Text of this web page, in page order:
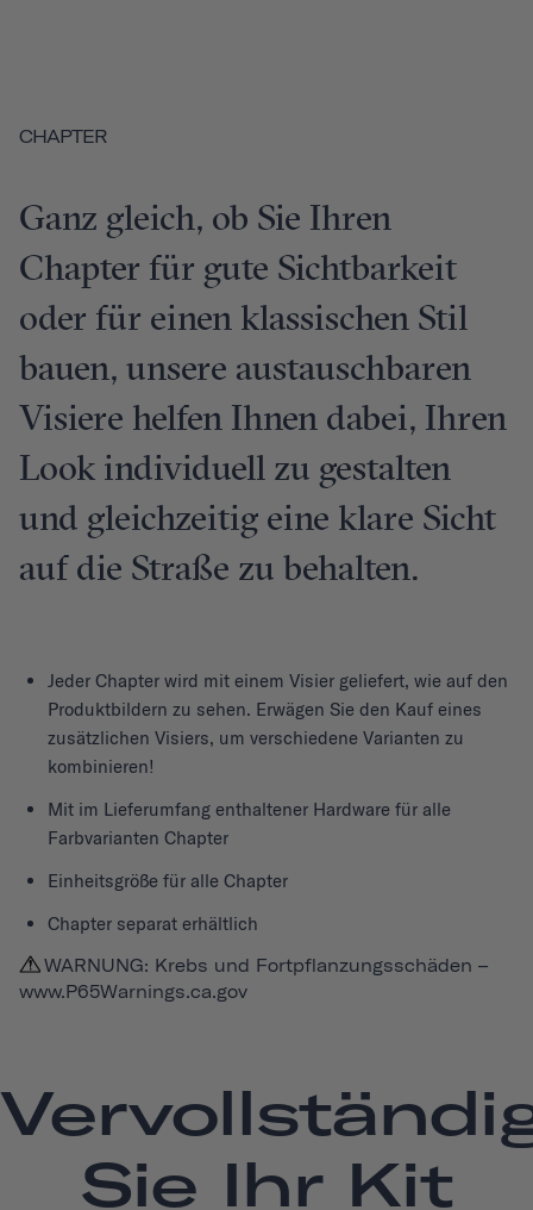
CHAPTER
Ganz gleich, ob Sie Ihren
Chapter für gute Sichtbarkeit
oder für einen klassischen Stil
bauen, unsere austauschbaren
Visiere helfen Ihnen dabei, Ihren
Look individuell zu gestalten
und gleichzeitig eine klare Sicht
auf die Straße zu behalten.
Jeder Chapter wird mit einem Visier geliefert, wie auf den
Produktbildern zu sehen. Erwägen Sie den Kauf eines
zusätzlichen Visiers, um verschiedene Varianten zu
kombinieren!
Mit im Lieferumfang enthaltener Hardware für alle
Farbvarianten Chapter
Einheitsgröße für alle Chapter
Chapter separat erhältlich
WARNUNG: Krebs und Fortpflanzungsschäden –
www.P65Warnings.ca.gov
Sie Ihr Kit